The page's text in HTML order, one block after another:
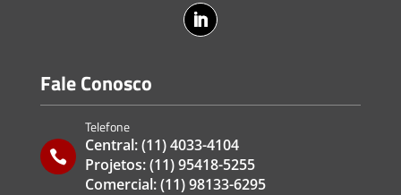
Fale Conosco

Telefone
Central:(11) 4033-4104
Projetos:(11) 95418-5255
Comercial:(11) 98133-6295